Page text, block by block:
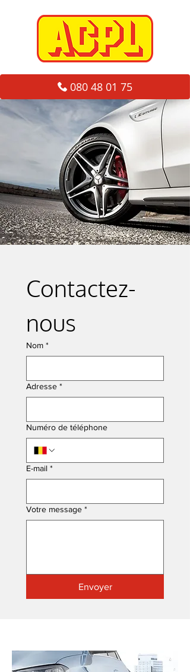
080 48 01 75
DÉCOUVREZ NOS SERVICES
Contactez-
nous
Nom *
Adresse *
Numéro de téléphone
E-mail *
Votre message *
Envoyer